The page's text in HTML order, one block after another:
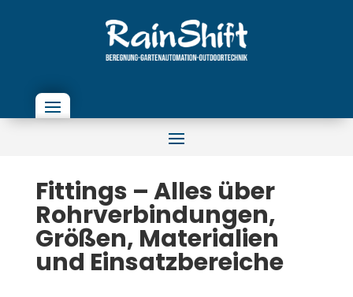
Fittings – Alles über
Rohrverbindungen,
Größen, Materialien
und Einsatzbereiche